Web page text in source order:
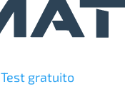
Test gratuito